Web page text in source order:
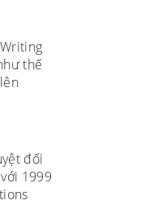
thế
đối
1999